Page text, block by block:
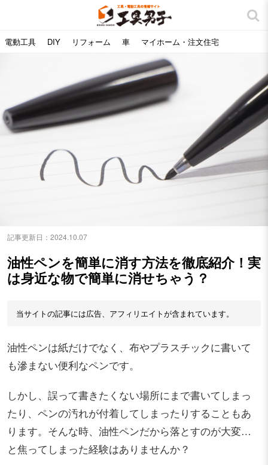
電動工具 DIY リフォーム 車 マイホーム・注文住宅
記事更新日： 2024.10.07
油性ペンを簡単に消す方法を徹底紹介！実
は身近な物で簡単に消せちゃう？
当サイトの記事には広告、アフィリエイトが含まれています。
油性ペンは紙だけでなく、布やプラスチックに書いて
も滲まない便利なペンです。
しかし、誤って書きたくない場所にまで書いてしまっ
たり、ペンの汚れが付着してしまったりすることもあ
ります。そんな時、油性ペンだから落とすのが大変…
と焦ってしまった経験はありませんか？